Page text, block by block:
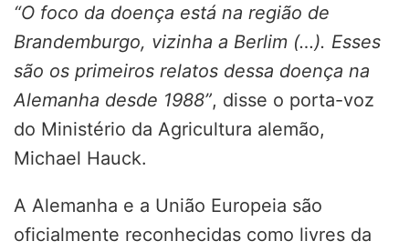
“O foco da doença está na região de
Brandemburgo, vizinha a Berlim (…). Esses
são os primeiros relatos dessa doença na
Alemanha desde 1988”, disse o porta-voz
do Ministério da Agricultura alemão,
Michael Hauck.
A Alemanha e a União Europeia são
oficialmente reconhecidas como livres da